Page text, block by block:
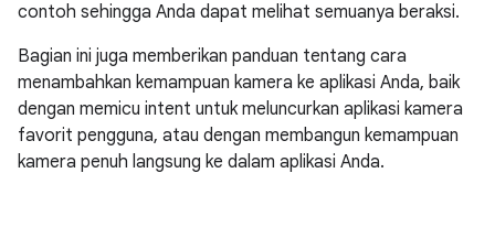
contoh sehingga Anda dapat melihat semuanya beraksi.
Bagian ini juga memberikan panduan tentang cara
menambahkan kemampuan kamera ke aplikasi Anda, baik
dengan memicu intent untuk meluncurkan aplikasi kamera
favorit pengguna, atau dengan membangun kemampuan
kamera penuh langsung ke dalam aplikasi Anda.